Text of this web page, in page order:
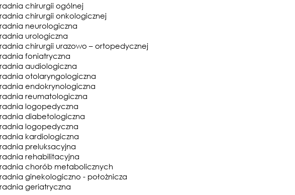
chirurgii ogólnej
chirurgii onkologicznej
neurologiczna
urologiczna
chirurgii urazowo – ortopedycznej
foniatryczna
audiologiczna
otolaryngologiczna
endokrynologiczna
reumatologiczna
logopedyczna
diabetologiczna
logopedyczna
kardiologiczna
preluksacyjna
rehabilitacyjna
chorób metabolicznych
ginekologiczno - położnicza
geriatryczna